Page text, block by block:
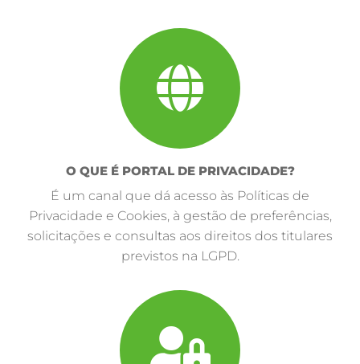
O QUE É PORTAL DE PRIVACIDADE?
É um canal que dá acesso às Políticas de
Privacidade e Cookies, à gestão de preferências,
solicitações e consultas aos direitos dos titulares
previstos na LGPD.